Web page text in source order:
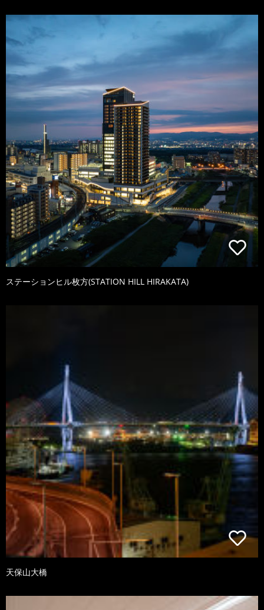
ステーションヒル枚方(STATION HILL HIRAKATA)
天保山大橋